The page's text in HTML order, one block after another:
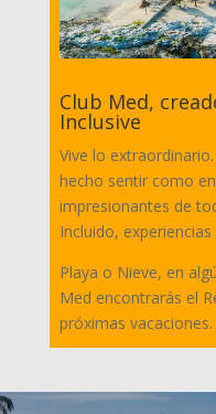
Club Med,
Inclusive
Vive lo
hecho sentir como
impresionantes de
Incluido, experiencias
Playa o Nieve, en
Med encontrarás el
próximas vacaciones.